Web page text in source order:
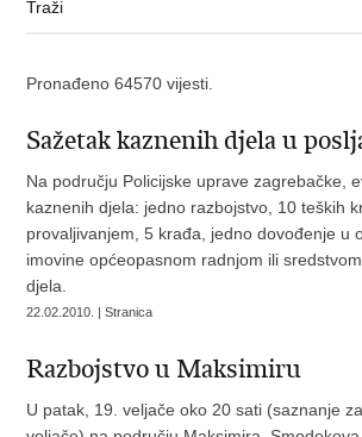
Pronađeno 64570 vijesti.
Sažetak kaznenih djela u
Na području Policijske uprave zagrebačke,
kaznenih djela: jedno razbojstvo, 10 teških
provaljivanjem, 5 krađa, jedno dovođenje u
imovine općeopasnom radnjom ili
djela.
22.02.2010. | Stranica
Razbojstvo u Maksimiru
U patak, 19. veljače oko 20 sati (saznanje